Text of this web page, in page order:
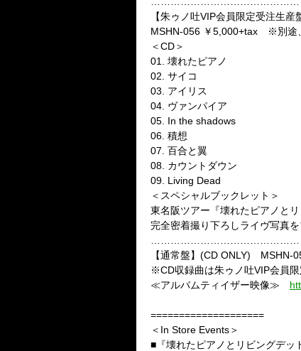
【朱ゥノ吐VIP会員限定受注生
MSHN-056 ￥5,000+tax ※別途
＜CD＞
01. 壊れたピアノ
02. サイコ
03. アイリス
04. ヴァンパイア
05. In the shadows
06. 積想
07. 百合と翼
08. カウントダウン
09. Living Dead
＜スペシャルブックレット＞
東名阪ツアー『壊れたピアノと
完全密着撮り下ろしライヴ写真
【通常盤】(CD ONLY) MSHN-
※CD収録曲は朱ゥノ吐VIP会員限
≪アルバムティイザー映像≫
====================
＜In Store Events＞
■『壊れたピアノとリビングデッ